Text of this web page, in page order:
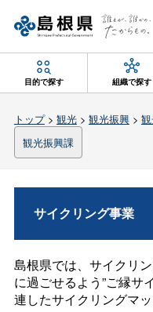
目的で探す 組織で探す
トップ> 観光> 観光振興>
観光振興課
サイクリング事業
島根県では、サイクリ
に過ごせるよう”ご縁サ
連したサイクリングマッ